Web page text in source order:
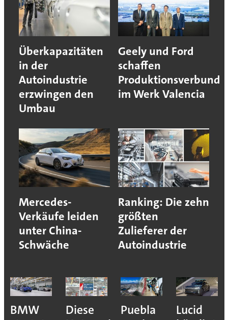
Überkapazitäten
in der
Autoindustrie
erzwingen den
Umbau
Geely und Ford
schaffen
Produktionsverbund
im Werk Valencia
Mercedes-
Verkäufe leiden
unter China-
Schwäche
Ranking: Die zehn
größten
Zulieferer der
Autoindustrie
BMW
Diese
Puebla
Lucid